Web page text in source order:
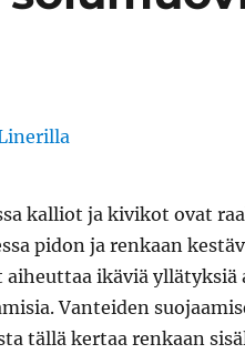
kalliot ja kivikot ovat
pidon ja renkaan
aiheuttaa ikäviä
Vanteiden
tällä kertaa renkaan